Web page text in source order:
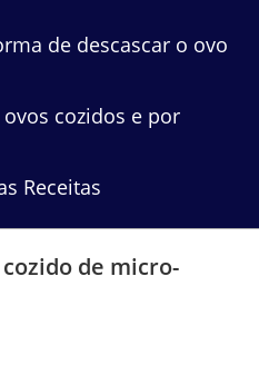
de descascar o ovo
cozidos e por
Receitas
de micro-